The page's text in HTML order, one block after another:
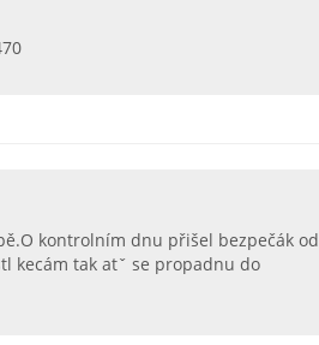
kontrolním dnu přišel bezpečák od
kecám tak atˇ se propadnu do